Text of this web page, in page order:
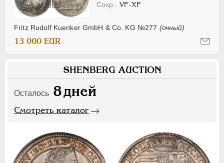
Fritz Rudolf Kuenker GmbH & Co. KG №277 (очный)
VF-XF
13 000 EUR
SHENBERG AUCTION
Осталось 8дней
Смотреть каталог